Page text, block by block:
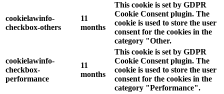
cookielawinfo-
checkbox-others
11
months
This cookie is set by GDPR
Cookie Consent plugin. The
cookie is used to store the user
consent for the cookies in the
category "Other.
cookielawinfo-
checkbox-
performance
11
months
This cookie is set by GDPR
Cookie Consent plugin. The
cookie is used to store the user
consent for the cookies in the
category "Performance".